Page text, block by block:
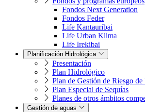
Fondos Next Generation
Fondos Feder
Life Kantauribai
Life Urban Klima
Life Irekibai
Planificación Hidrológica
Presentación
Plan Hidrológico
Plan de Gestión de Riesgo
Plan Especial de Sequías
Planes de otros ámbitos
Gestión de aguas